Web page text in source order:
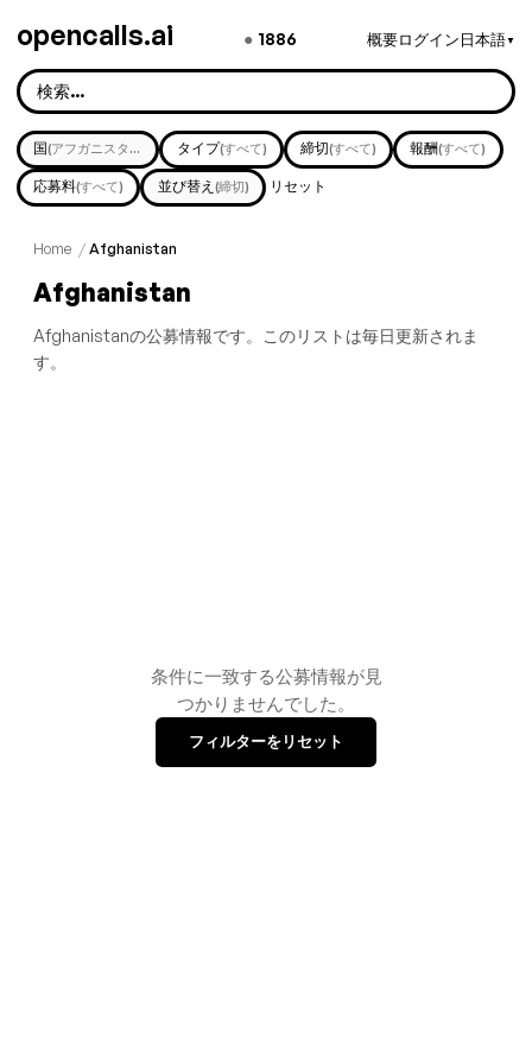
opencalls.ai ● 1886 概要ログイン日本語▼
国 (アフガニスタン) タイプ(すべて) 締切(すべて) 報酬(すべて)
応募料(すべて) 並び替え (締切) リセット
Home / Afghanistan
Afghanistan
Afghanistanの公募情報です。このリストは毎日更新されま
す。
条件に一致する公募情報が見
つかりませんでした。
フィルターをリセット